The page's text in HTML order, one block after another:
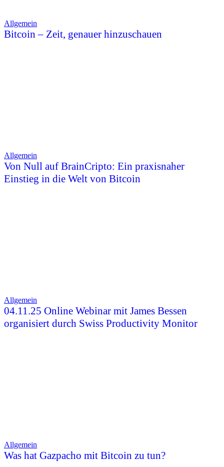
Allgemein
Bitcoin – Zeit, genauer hinzuschauen
Allgemein
Von Null auf BrainCripto: Ein praxisnaher
Einstieg in die Welt von Bitcoin
Allgemein
04.11.25 Online Webinar mit James Bessen
organisiert durch Swiss Productivity Monitor
Allgemein
Was hat Gazpacho mit Bitcoin zu tun?